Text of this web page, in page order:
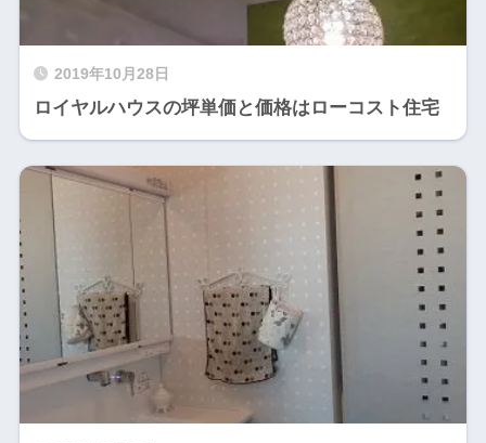
2019年10月28日
ロイヤルハウスの坪単価と価格はローコスト住宅